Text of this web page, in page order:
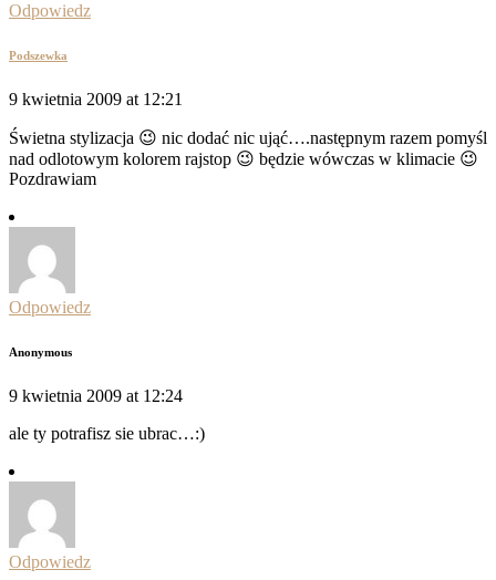
Odpowiedz
Podszewka
9 kwietnia 2009 at 12:21
Świetna stylizacja 😉 nic dodać nic ująć….następnym razem pomyśl
nad odlotowym kolorem rajstop 😉 będzie wówczas w klimacie 😉
Pozdrawiam
Odpowiedz
Anonymous
9 kwietnia 2009 at 12:24
ale ty potrafisz sie ubrac…:)
Odpowiedz